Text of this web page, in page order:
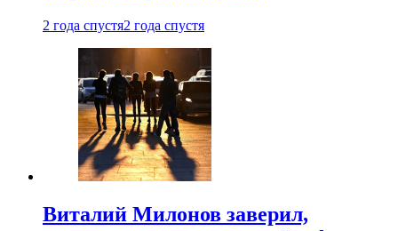
2 года спустя2 года спустя
Виталий Милонов заверил,